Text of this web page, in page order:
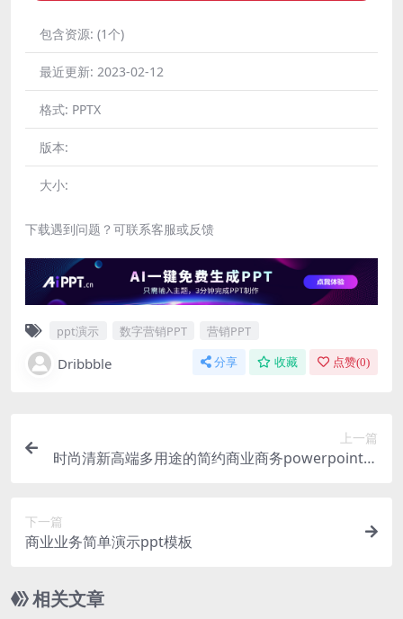
包含资源: (1个)
最近更新: 2023-02-12
格式: PPTX
版本:
大小:
下载遇到问题？可联系客服或反馈
ppt演示 数字营销PPT 营销PPT
Dribbble 分享 收藏 点赞(0)
上一篇
时尚清新高端多用途的简约商业商务powerpoint幻
下一篇
商业业务简单演示ppt模板
相关文章